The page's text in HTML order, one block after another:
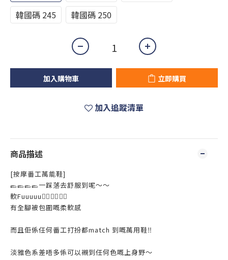
韓國碼 245
韓國碼 250
加入購物車 立即購買
加入追蹤清單
商品描述
[按摩番工萬能鞋]
🥿🥿🥿🥿一踩落去舒服到呢～～
軟Fuuuuu😮‍💨😮‍💨😮‍💨
有全腳被包圍嘅柔軟感
而且佢係任何番工打扮都match 到嘅萬用鞋‼️
淡雅色系差唔多係可以襯到任何色嘅上身野～